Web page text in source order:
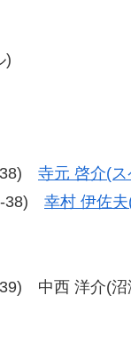
)
38) 寺元 啓介(
38) 幸村 伊佐
中西 洋介(沼